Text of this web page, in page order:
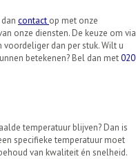
contact op met onze
onze diensten. De keuze om via
dan per stuk. Wilt u
betekenen? Bel dan met020
temperatuur blijven? Dan is
specifieke temperatuur moet
van kwaliteit én snelheid.